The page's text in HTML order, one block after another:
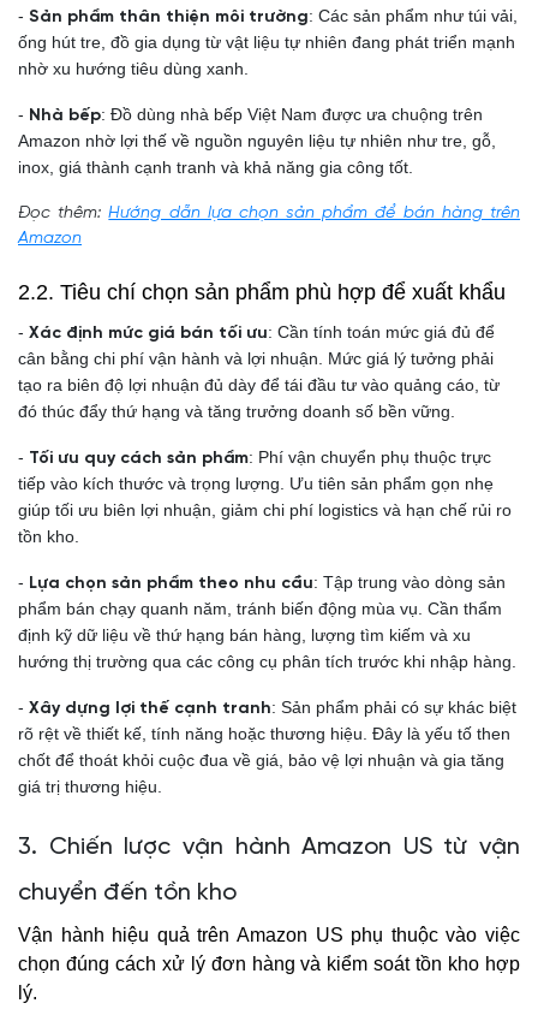
- Sản phẩm thân thiện môi trường: Các sản phẩm như túi vải,
ống hút tre, đồ gia dụng từ vật liệu tự nhiên đang phát triển mạnh
nhờ xu hướng tiêu dùng xanh.
- Nhà bếp: Đồ dùng nhà bếp Việt Nam được ưa chuộng trên
Amazon nhờ lợi thế về nguồn nguyên liệu tự nhiên như tre, gỗ,
inox, giá thành cạnh tranh và khả năng gia công tốt.
Đọc thêm:Hướng dẫn lựa chọn sản phẩm để bán hàng trên
Amazon
2.2. Tiêu chí chọn sản phẩm phù hợp để xuất khẩu
- Xác định mức giá bán tối ưu: Cần tính toán mức giá đủ để
cân bằng chi phí vận hành và lợi nhuận. Mức giá lý tưởng phải
tạo ra biên độ lợi nhuận đủ dày để tái đầu tư vào quảng cáo, từ
đó thúc đẩy thứ hạng và tăng trưởng doanh số bền vững.
- Tối ưu quy cách sản phẩm: Phí vận chuyển phụ thuộc trực
tiếp vào kích thước và trọng lượng. Ưu tiên sản phẩm gọn nhẹ
giúp tối ưu biên lợi nhuận, giảm chi phí logistics và hạn chế rủi ro
tồn kho.
- Lựa chọn sản phẩm theo nhu cầu: Tập trung vào dòng sản
phẩm bán chạy quanh năm, tránh biến động mùa vụ. Cần thẩm
định kỹ dữ liệu về thứ hạng bán hàng, lượng tìm kiếm và xu
hướng thị trường qua các công cụ phân tích trước khi nhập hàng.
- Xây dựng lợi thế cạnh tranh: Sản phẩm phải có sự khác biệt
rõ rệt về thiết kế, tính năng hoặc thương hiệu. Đây là yếu tố then
chốt để thoát khỏi cuộc đua về giá, bảo vệ lợi nhuận và gia tăng
giá trị thương hiệu.
3. Chiến lược vận hành Amazon US từ vận
chuyển đến tồn kho
Vận hành hiệu quả trên Amazon US phụ thuộc vào việc
chọn đúng cách xử lý đơn hàng và kiểm soát tồn kho hợp
lý.